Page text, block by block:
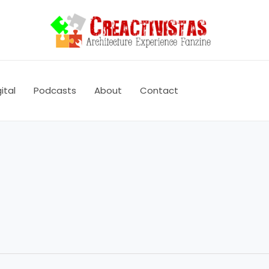
Podcasts About Contact